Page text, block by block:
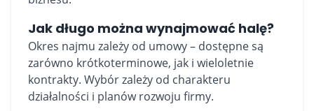
Jak długo można wynajmować halę?
Okres najmu zależy od umowy – dostępne są
zarówno krótkoterminowe, jak i wieloletnie
kontrakty. Wybór zależy od charakteru
działalności i planów rozwoju firmy.